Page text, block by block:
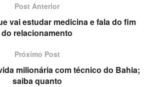
Post Anterior
vai estudar medicina e fala do fim
do relacionamento
Próximo Post
milionária com técnico do Bahia;
saiba quanto